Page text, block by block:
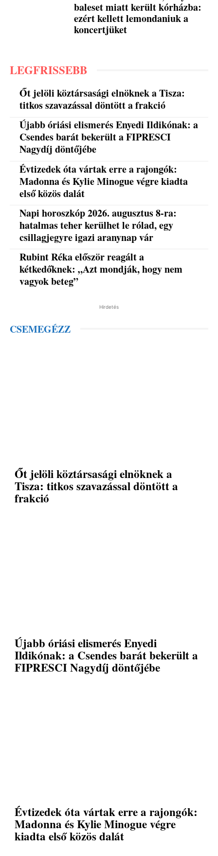
baleset miatt került kórházba:
ezért kellett lemondaniuk a
koncertjüket
LEGFRISSEBB
Őt jelöli köztársasági elnöknek a Tisza:
titkos szavazással döntött a frakció
Újabb óriási elismerés Enyedi Ildikónak: a
Csendes barát bekerült a FIPRESCI
Nagydíj döntőjébe
Évtizedek óta vártak erre a rajongók:
Madonna és Kylie Minogue végre kiadta
első közös dalát
Napi horoszkóp 2026. augusztus 8-ra:
hatalmas teher kerülhet le rólad, egy
csillagjegyre igazi aranynap vár
Rubint Réka először reagált a
kétkedőknek: „Azt mondják, hogy nem
vagyok beteg”
Hirdetés
CSEMEGÉZZ
Őt jelöli köztársasági elnöknek a
Tisza: titkos szavazással döntött a
frakció
Újabb óriási elismerés Enyedi
Ildikónak: a Csendes barát bekerült a
FIPRESCI Nagydíj döntőjébe
Évtizedek óta vártak erre a rajongók:
Madonna és Kylie Minogue végre
kiadta első közös dalát